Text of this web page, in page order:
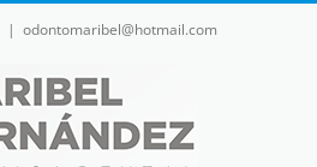
| odontomaribel@hotmail.com